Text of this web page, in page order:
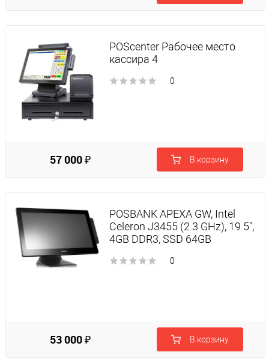
POScenter Рабочее место
кассира 4
0
57 000 ₽ В корзину
POSBANK APEXA GW, Intel
Celeron J3455 (2.3 GHz), 19.5",
4GB DDR3, SSD 64GB
0
53 000 ₽ В корзину